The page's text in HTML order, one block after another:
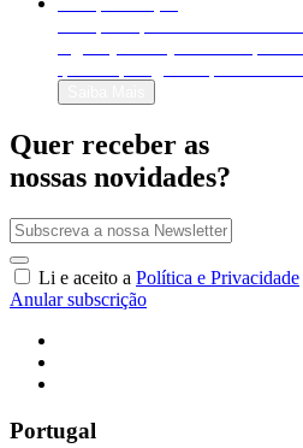
Quer receber as
nossas novidades?
Li e aceito a Política e Privacidade
Anular subscrição
Portugal